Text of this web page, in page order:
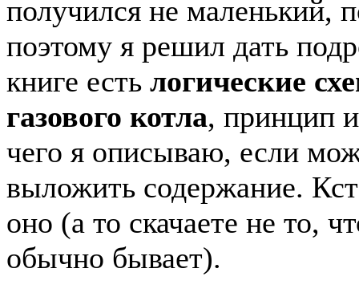
получился не маленький,
поэтому я решил дать
книге есть логические
газового котла, принцип
чего я описываю, если
выложить содержание.
оно (а то скачаете не то,
обычно бывает).